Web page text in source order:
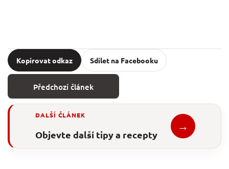
Kopírovat odkaz Sdílet na Facebooku
Předchozí článek
DALŠÍ ČLÁNEK
Objevte další tipy a recepty
→